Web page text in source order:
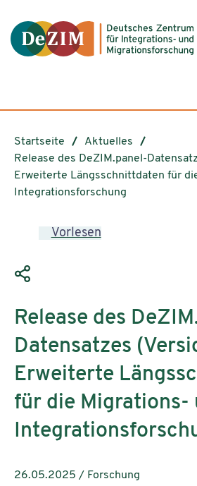
Startseite
Aktuelles
Release des DeZIM.panel-
Erweiterte Längsschnittdaten für
Integrationsforschung
Vorlesen
Release des
Datensatzes
Erweiterte
für die Migrations-
26.05.2025 / Forschung